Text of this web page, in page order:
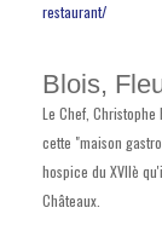
restaurant/
Blois,
Le Chef,
cette "maison
hospice du XVIIè
Châteaux.